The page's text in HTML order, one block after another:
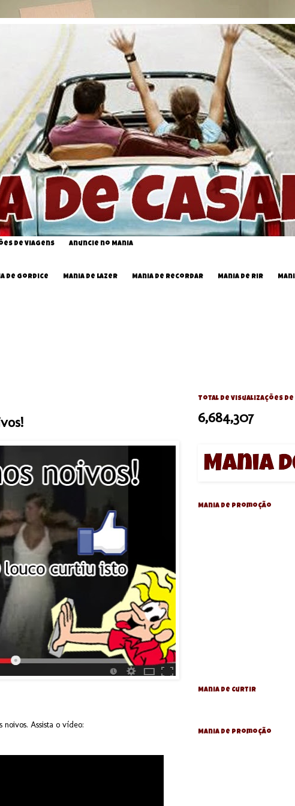
de Viagens Anuncie no Mania
de Gordice Mania de Lazer Mania de Recordar Mania de Rir
Assista o vídeo:
Total de visualizações de
6,684,307
Mania de Promoção
Mania de Curtir
Mania De Promoção